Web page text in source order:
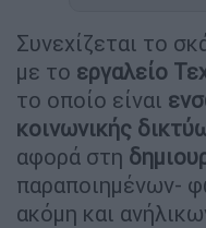
Συνεχίζεται το
με το εργαλείο
το οποίο είναι
κοινωνικής
αφορά στη
παραποιημένων-
ακόμη και